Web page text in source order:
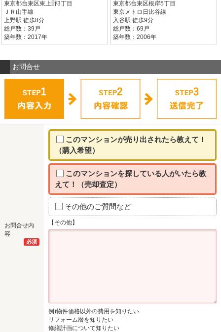
東京都台東区東上野3丁目
ＪＲ山手線
上野駅 徒歩8分
総戸数：39戸
築年数：2017年
東京都台東区根岸5丁目
東京メトロ日比谷線
入谷駅 徒歩9分
総戸数：69戸
築年数：2006年
お問合せ
お問合せ内
容
必須
このマンションが売り出されたら教えて！
（購入希望）
このマンションを探している人がいたら教
えて！（売却査定）
その他のご質問など
【その他】
例)物件価格以外の費用を知りたい
リフォーム暦を知りたい
修繕計画について知りたい